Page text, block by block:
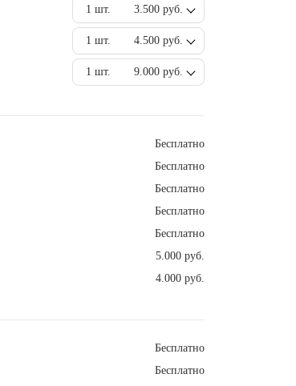
1 шт. 3.500 руб.
1 шт. 4.500 руб.
1 шт. 9.000 руб.
Бесплатно
Бесплатно
Бесплатно
Бесплатно
Бесплатно
5.000 руб.
4.000 руб.
Бесплатно
Бесплатно